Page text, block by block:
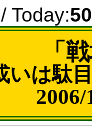
/ Today:50
「
いは駄